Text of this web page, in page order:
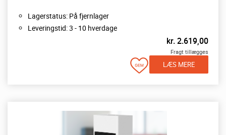
Lagerstatus: På fjernlager
Leveringstid: 3 - 10 hverdage
kr.2.619,00
Fragt tillægges
LÆS MERE